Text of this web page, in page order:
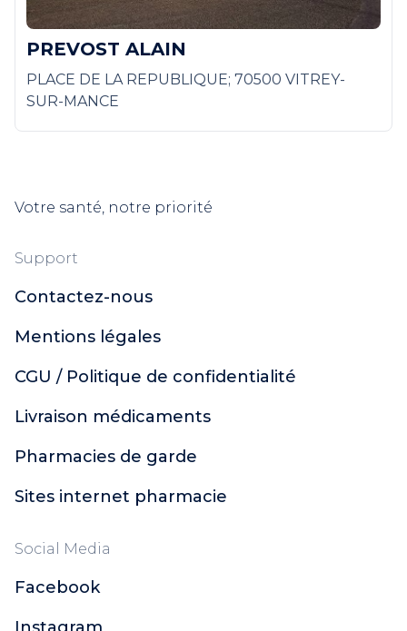
PREVOST ALAIN
PLACE DE LA REPUBLIQUE; 70500 VITREY-
SUR-MANCE
Votre santé, notre priorité
Support
Contactez-nous
Mentions légales
CGU / Politique de confidentialité
Livraison médicaments
Pharmacies de garde
Sites internet pharmacie
Social Media
Facebook